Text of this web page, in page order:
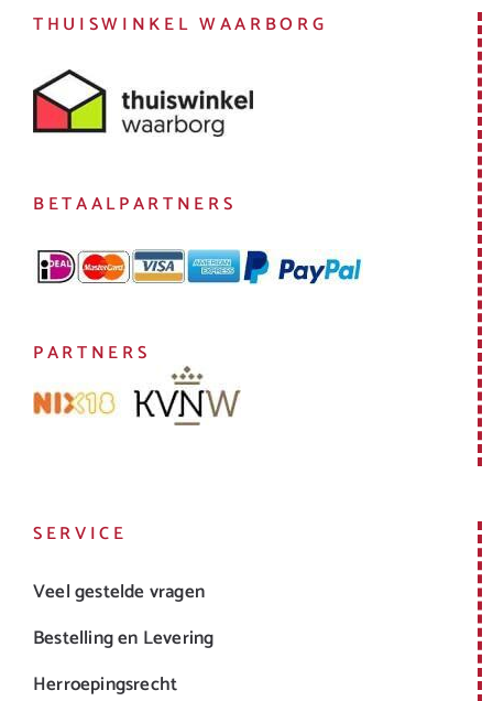
THUISWINKEL WAARBORG
BETAALPARTNERS
PARTNERS
SERVICE
Veel gestelde vragen
Bestelling en Levering
Herroepingsrecht